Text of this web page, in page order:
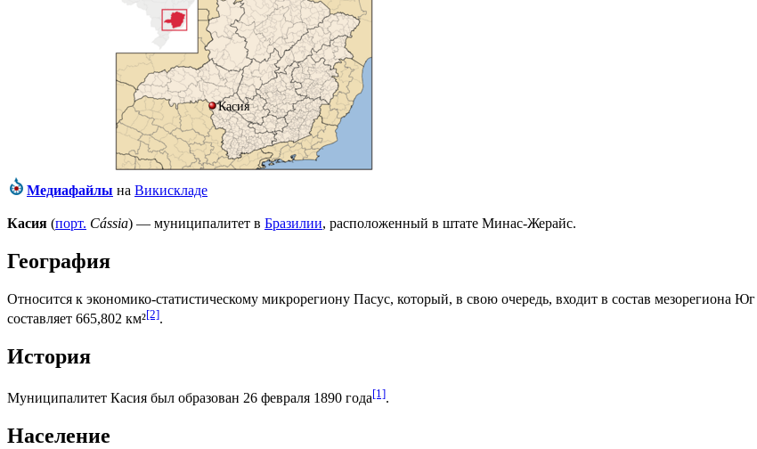
Касия
Медиафайлы на Викискладе
Касия (порт. Cássia) — муниципалитет в Бразилии, расположенный в штате Минас-Жерайс.
География
Относится к экономико-статистическому микрорегиону Пасус, который, в свою очередь, входит в состав мезорегиона Юг
составляет 665,802 км²[2].
История
Муниципалитет Касия был образован 26 февраля 1890 года[1].
Население